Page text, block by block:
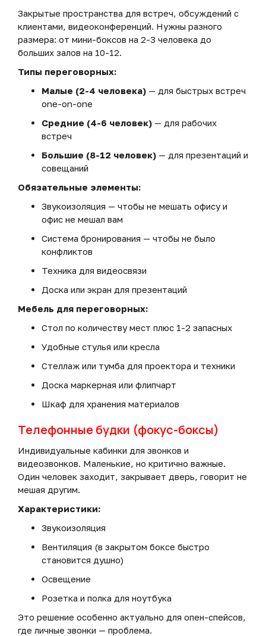
Закрытые пространства для встреч, обсуждений с
клиентами, видеоконференций. Нужны разного
размера: от мини-боксов на 2-3 человека до
больших залов на 10-12.
Типы переговорных:
Малые (2-4 человека) — для быстрых встреч
one-on-one
Средние (4-6 человек) — для рабочих
встреч
Большие (8-12 человек) — для презентаций и
совещаний
Обязательные элементы:
Звукоизоляция — чтобы не мешать офису и
офис не мешал вам
Система бронирования — чтобы не было
конфликтов
Техника для видеосвязи
Доска или экран для презентаций
Мебель для переговорных:
Стол по количеству мест плюс 1-2 запасных
Удобные стулья или кресла
Стеллаж или тумба для проектора и техники
Доска маркерная или флипчарт
Шкаф для хранения материалов
Телефонные будки (фокус-боксы)
Индивидуальные кабинки для звонков и
видеозвонков. Маленькие, но критично важные.
Один человек заходит, закрывает дверь, говорит не
мешая другим.
Характеристики:
Звукоизоляция
Вентиляция (в закрытом боксе быстро
становится душно)
Освещение
Розетка и полка для ноутбука
Это решение особенно актуально для опен-спейсов,
где личные звонки — проблема.